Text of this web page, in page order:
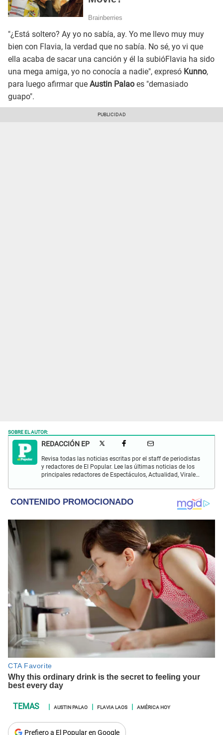
"¿Está soltero? Ay yo no sabía, ay. Yo me llevo muy muy
bien con Flavia, la verdad que no sabía. No sé, yo vi que
ella acaba de sacar una canción y él la subióFlavia ha sido
una mega amiga, yo no conocía a nadie", expresó Kunno,
para luego afirmar que Austin Palao es "demasiado
guapo".
SOBRE EL AUTOR:
REDACCIÓN EP
Revisa todas las noticias escritas por el staff de periodistas
y redactores de El Popular. Lee las últimas noticias de los
principales redactores de Espectáculos, Actualidad, Virales,
AUSTIN PALAO FLAVIA LAOS AMÉRICA HOY
Prefiero a El Popular en Google